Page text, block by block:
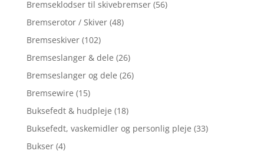
Bremseklodser til skivebremser (56)
Bremserotor / Skiver (48)
Bremseskiver (102)
Bremseslanger & dele (26)
Bremseslanger og dele (26)
Bremsewire (15)
Buksefedt & hudpleje (18)
Buksefedt, vaskemidler og personlig pleje (33)
Bukser (4)